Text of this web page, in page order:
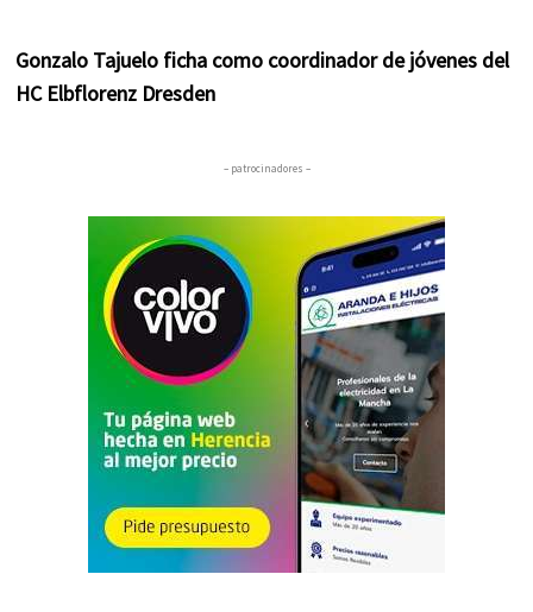
Gonzalo Tajuelo ficha como coordinador de jóvenes del
HC Elbflorenz Dresden
– patrocinadores –